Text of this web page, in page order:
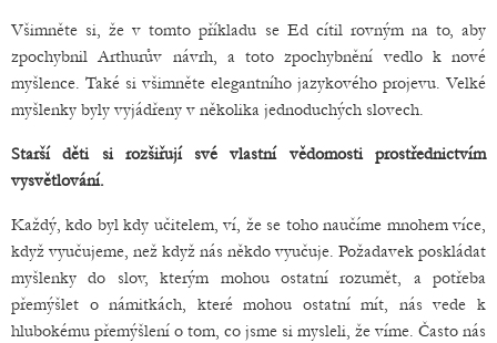
Všimněte si, že v tomto příkladu se Ed cítil rovným na to, aby
zpochybnil Arthurův návrh, a toto zpochybnění vedlo k nové
myšlence. Také si všimněte elegantního jazykového projevu. Velké
myšlenky byly vyjádřeny v několika jednoduchých slovech.
Starší děti si rozšiřují své vlastní vědomosti prostřednictvím
vysvětlování.
Každý, kdo byl kdy učitelem, ví, že se toho naučíme mnohem více,
když vyučujeme, než když nás někdo vyučuje. Požadavek poskládat
myšlenky do slov, kterým mohou ostatní rozumět, a potřeba
přemýšlet o námitkách, které mohou ostatní mít, nás vede k
hlubokému přemýšlení o tom, co jsme si mysleli, že víme. Často nás